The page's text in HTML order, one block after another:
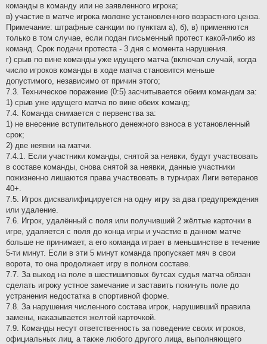
команды в команду или не заявленного игрока;
в) участие в матче игрока моложе установленного возрастного ценза.
Примечание: штрафные санкции по пунктам а), б), в) применяются
только в том случае, если подан письменный протест какой-либо из
команд. Срок подачи протеста - 3 дня с момента нарушения.
г) срыв по вине команды уже идущего матча (включая случай, когда
число игроков команды в ходе матча становится меньше
допустимого, независимо от причин этого;
7.3. Техническое поражение (0:5) засчитывается обеим командам за:
1) срыв уже идущего матча по вине обеих команд;
7.4. Команда снимается с первенства за:
1) не внесение вступительного денежного взноса в установленный
срок;
2) две неявки на матчи.
7.4.1. Если участники команды, снятой за неявки, будут участвовать
в составе команды, снова снятой за неявки, данные участники
пожизненно лишаются права участвовать в турнирах Лиги ветеранов
40+.
7.5. Игрок дисквалифицируется на одну игру за два предупреждения
или удаление.
7.6. Игрок, удалённый с поля или получивший 2 жёлтые карточки в
игре, удаляется с поля до конца игры и участие в данном матче
больше не принимает, а его команда играет в меньшинстве в течение
5-ти минут. Если в эти 5 минут команда пропускает мяч в свои
ворота, то она продолжает игру в полном составе.
7.7. За выход на поле в шестишиповых бутсах судья матча обязан
сделать игроку устное замечание и заставить покинуть поле до
устранения недостатка в спортивной форме.
7.8. За нарушения численного состава игрок, нарушивший правила
замены, наказывается желтой карточкой.
7.9. Команды несут ответственность за поведение своих игроков,
официальных лиц, а также любого другого лица, выполняющего